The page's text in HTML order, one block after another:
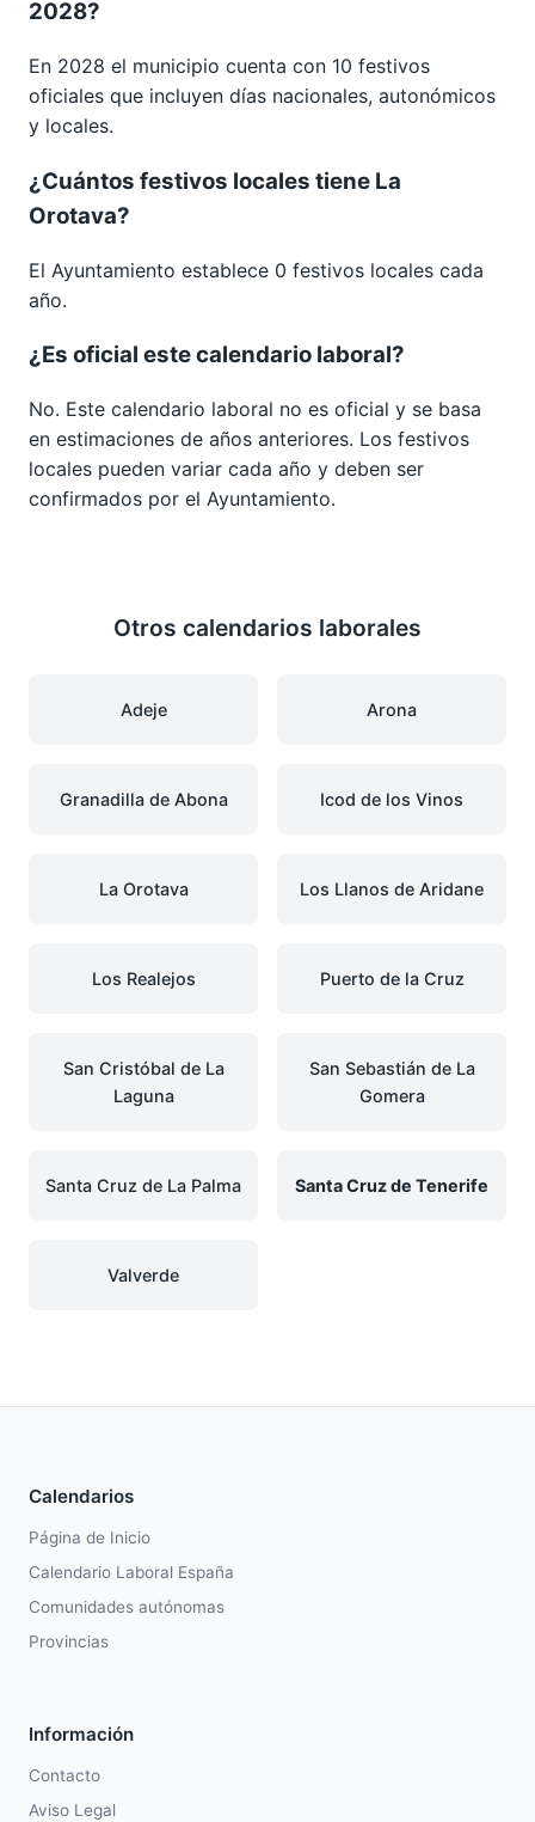
2028?
En 2028 el municipio cuenta con 10 festivos
oficiales que incluyen días nacionales, autonómicos
y locales.
¿Cuántos festivos locales tiene La
Orotava?
El Ayuntamiento establece 0 festivos locales cada
año.
¿Es oficial este calendario laboral?
No. Este calendario laboral no es oficial y se basa
en estimaciones de años anteriores. Los festivos
locales pueden variar cada año y deben ser
confirmados por el Ayuntamiento.
Otros calendarios laborales
Adeje Arona
Granadilla de Abona Icod de los Vinos
La Orotava Los Llanos de Aridane
Los Realejos Puerto de la Cruz
San Cristóbal de La
Laguna
San Sebastián de La
Gomera
Santa Cruz de La Palma Santa Cruz de Tenerife
Valverde
Calendarios
Página de Inicio
Calendario Laboral España
Comunidades autónomas
Provincias
Información
Contacto
Aviso Legal